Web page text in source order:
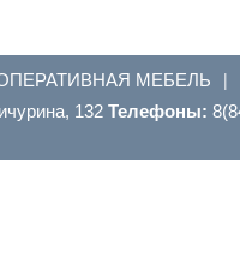
МЕБЕЛЬ |
132 Телефоны: